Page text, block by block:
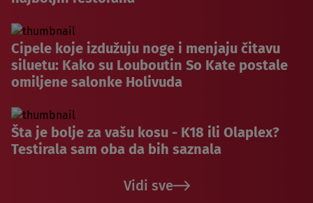
Cipele koje izdužuju noge i menjaju čitavu
siluetu: Kako su Louboutin So Kate postale
omiljene salonke Holivuda
Šta je bolje za vašu kosu - K18 ili Olaplex?
Testirala sam oba da bih saznala
Vidi sve